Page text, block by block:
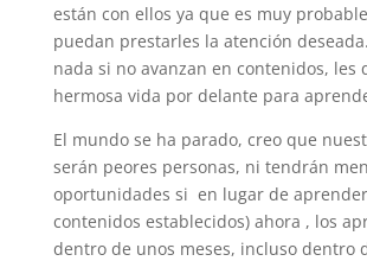
están con ellos ya que es muy
puedan prestarles la atención
nada si no avanzan en contenidos, les
hermosa vida por delante para
El mundo se ha parado, creo que
serán peores personas, ni tendrán
oportunidades si en lugar de
contenidos establecidos) ahora , los
dentro de unos meses, incluso dentro